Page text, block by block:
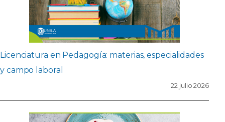
Licenciatura en Pedagogía: materias, especialidades
y campo laboral
22 julio 2026